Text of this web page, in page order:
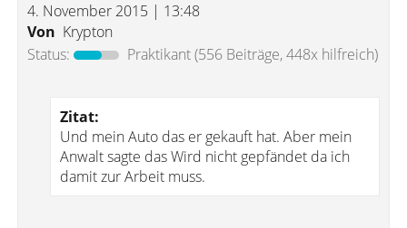
4. November 2015 | 13:48
Von Krypton
Status:
Praktikant(556 Beiträge, 448x hilfreich)
Zitat:
Und mein Auto das er gekauft hat. Aber mein
Anwalt sagte das Wird nicht gepfändet da ich
damit zur Arbeit muss.